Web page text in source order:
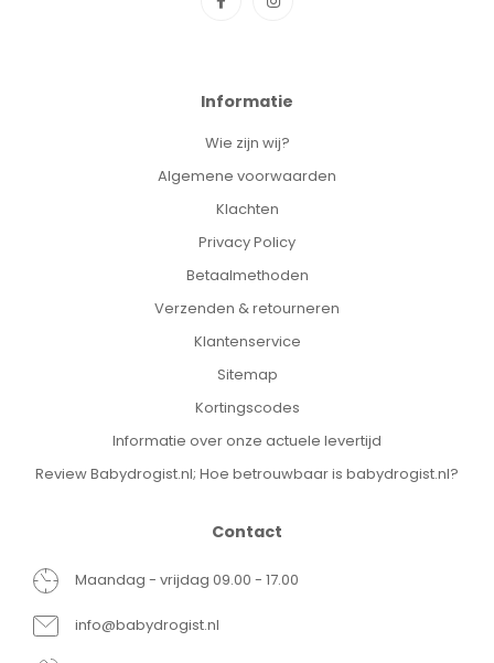
Informatie
Wie zijn wij?
Algemene voorwaarden
Klachten
Privacy Policy
Betaalmethoden
Verzenden & retourneren
Klantenservice
Sitemap
Kortingscodes
Informatie over onze actuele levertijd
Review Babydrogist.nl; Hoe betrouwbaar is babydrogist.nl?
Contact
Maandag - vrijdag 09.00 - 17.00
info@babydrogist.nl